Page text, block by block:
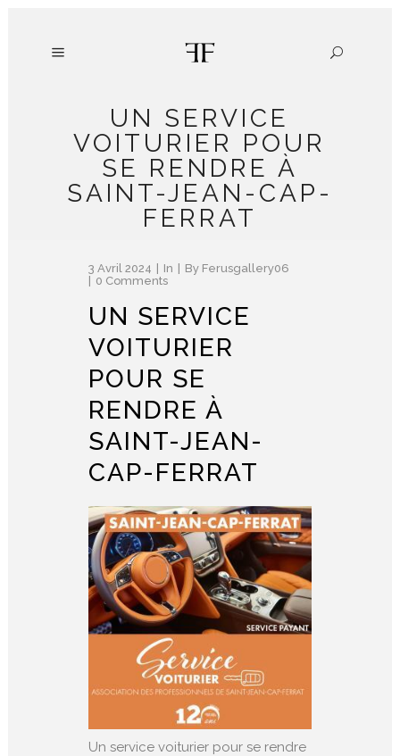
UN SERVICE
VOITURIER POUR
SE RENDRE À
SAINT-JEAN-CAP-
FERRAT
3 Avril 2024 In By Ferusgallery06
0 Comments
UN SERVICE
VOITURIER
POUR SE
RENDRE À
SAINT-JEAN-
CAP-FERRAT
Un service voiturier pour se rendre